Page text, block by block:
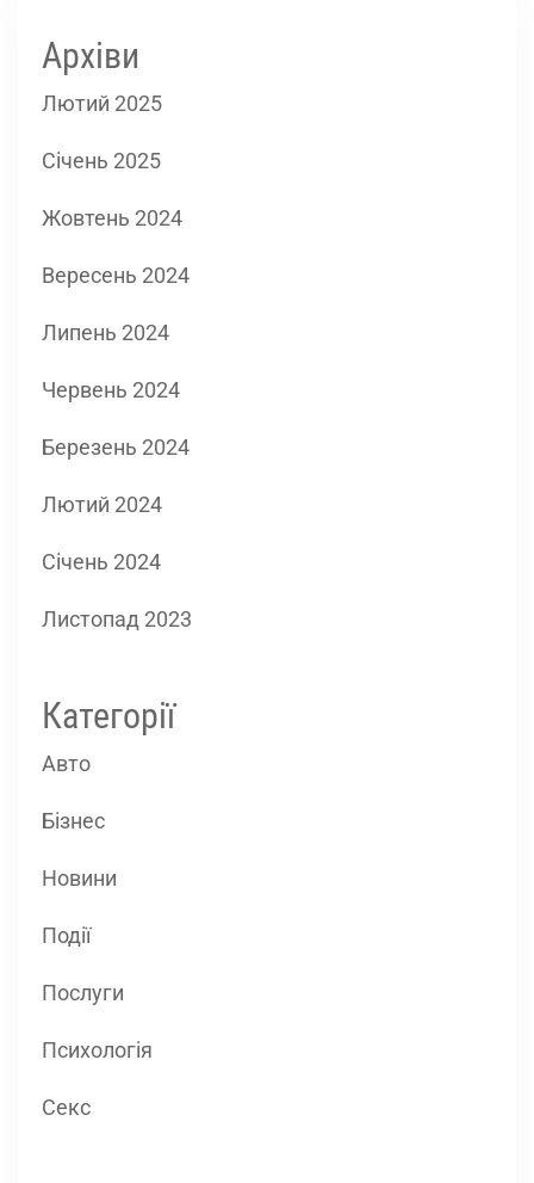
Архіви
Лютий 2025
Січень 2025
Жовтень 2024
Вересень 2024
Липень 2024
Червень 2024
Березень 2024
Лютий 2024
Січень 2024
Листопад 2023
Категорії
Авто
Бізнес
Новини
Події
Послуги
Психологія
Секс